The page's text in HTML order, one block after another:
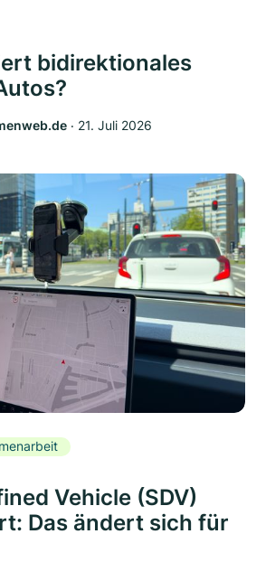
bidirektionales
‧ 21. Juli 2026
Vehicle (SDV)
Das ändert sich für